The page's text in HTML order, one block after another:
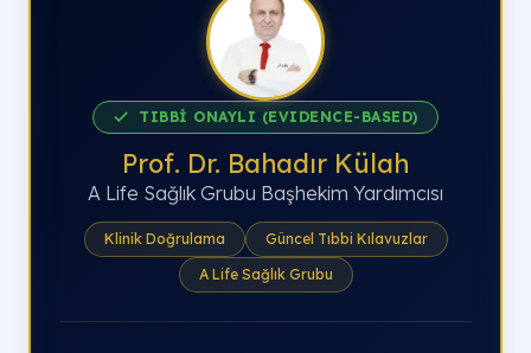
TIBBİ ONAYLI (EVIDENCE-BASED)
Prof. Dr. Bahadır Külah
A Life Sağlık Grubu Başhekim Yardımcısı
Klinik Doğrulama
Güncel Tıbbi Kılavuzlar
A Life Sağlık Grubu